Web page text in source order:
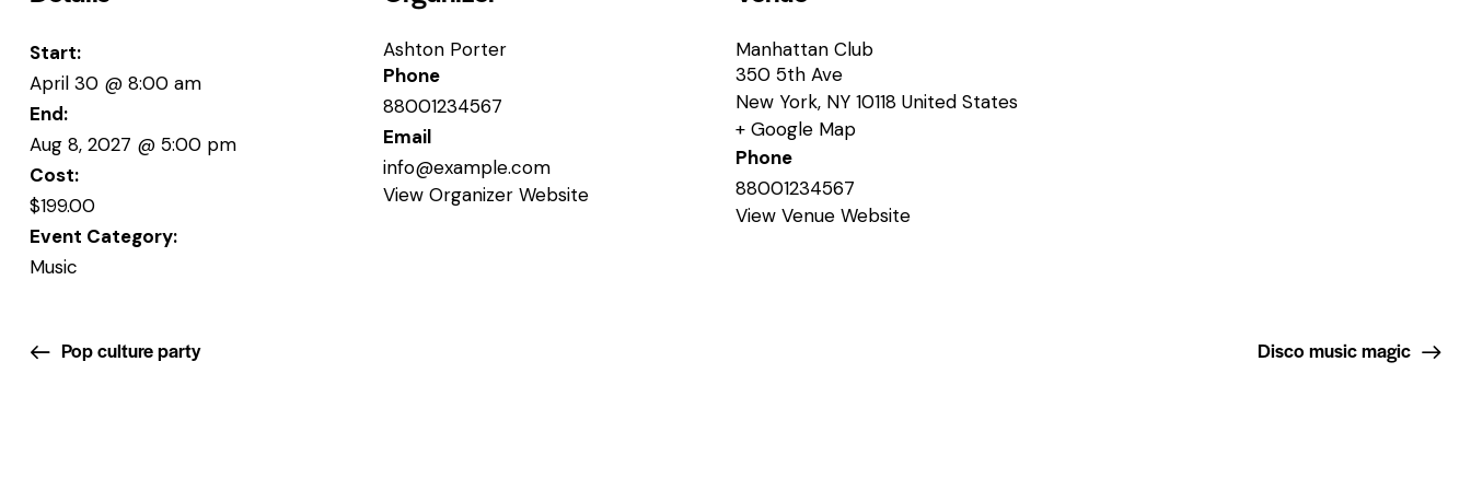
Start:
April 30 @ 8:00 am
End:
Aug 8, 2027 @ 5:00 pm
Cost:
$199.00
Event Category:
Music
Ashton Porter
Phone
88001234567
Email
info@example.com
View Organizer Website
Manhattan Club
350 5th Ave
New York, NY 10118 United States
+ Google Map
Phone
88001234567
View Venue Website
Pop culture party Disco music magic